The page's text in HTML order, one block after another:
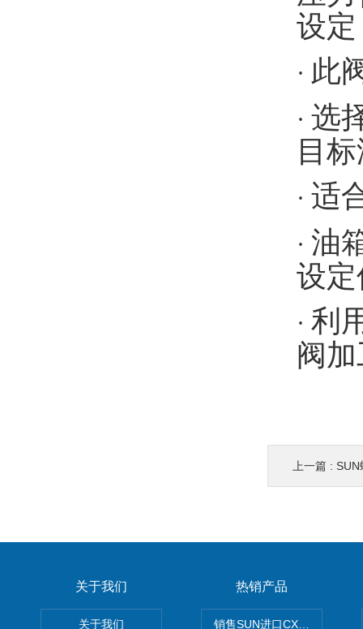
设
· 此
· 选
目
· 适
· 油
设
· 利
阀
上一篇 :
关于我们
关于我们
热销产品
销售SUN进口CXGDXCN插